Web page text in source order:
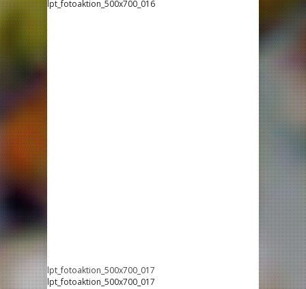
lpt_fotoaktion_500x700_016
lpt_fotoaktion_500x700_017
lpt_fotoaktion_500x700_017